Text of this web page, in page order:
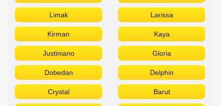
Limak Larissa
Kirman Kaya
Justiniano Gloria
Dobedan Delphin
Crystal Barut